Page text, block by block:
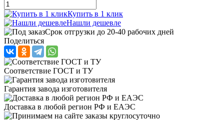
Купить в 1 клик
Нашли дешевле
Срок отгрузки до 20-40 рабочих дней
Поделиться
Соответствие ГОСТ и ТУ
Гарантия завода изготовителя
Доставка в любой регион РФ и ЕАЭС